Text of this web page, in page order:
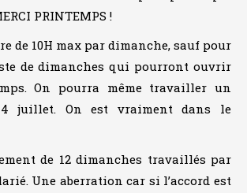
PRINTEMPS !
de 10H max par dimanche, sauf pour
de dimanches qui pourront ouvrir
On pourra même travailler un
juillet. On est vraiment dans le
de 12 dimanches travaillés par
Une aberration car si l’accord est